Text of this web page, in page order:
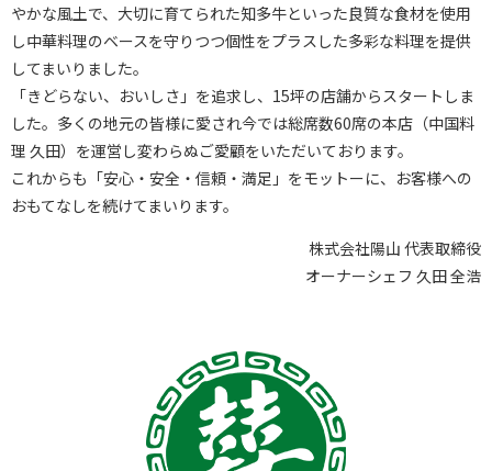
やかな風土で、大切に育てられた知多牛といった良質な食材を使用
し中華料理のベースを守りつつ個性をプラスした多彩な料理を提供
してまいりました。
「きどらない、おいしさ」を追求し、15坪の店舗からスタートしま
した。多くの地元の皆様に愛され今では総席数60席の本店（中国料
理 久田） を運営し変わらぬご愛顧をいただいております。
これからも「安心・安全・信頼・満足」をモットーに、お客様への
おもてなしを続けてまいります。
株式会社陽山 代表取締役
オーナーシェフ 久田 全浩